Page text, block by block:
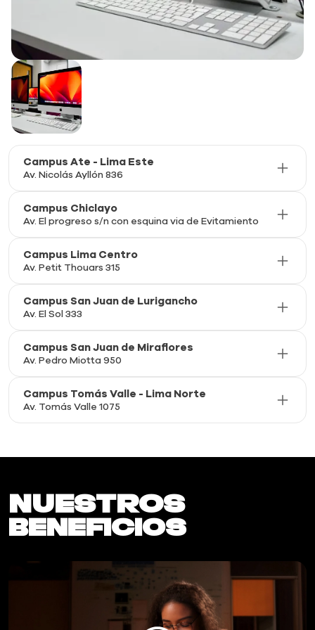
Campus Ate - Lima Este
Av. Nicolás Ayllón 836
Campus Chiclayo
Av. El progreso s/n con esquina via de Evitamiento
Campus Lima Centro
Av. Petit Thouars 315
Campus San Juan de Lurigancho
Av. El Sol 333
Campus San Juan de Miraflores
Av. Pedro Miotta 950
Campus Tomás Valle - Lima Norte
Av. Tomás Valle 1075
Nuestros
Beneficios